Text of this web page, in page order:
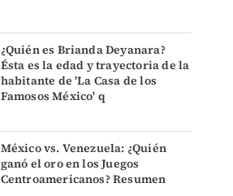
¿Quién es Brianda Deyanara?
Ésta es la edad y trayectoria de la
habitante de 'La Casa de los
Famosos México' q
México vs. Venezuela: ¿Quién
ganó el oro en los Juegos
Centroamericanos? Resumen